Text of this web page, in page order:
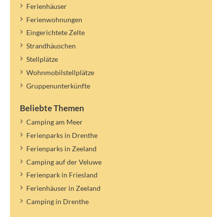
Ferienhäuser
Ferienwohnungen
Eingerichtete Zelte
Strandhäuschen
Stellplätze
Wohnmobilstellplätze
Gruppenunterkünfte
Beliebte Themen
Camping am Meer
Ferienparks in Drenthe
Ferienparks in Zeeland
Camping auf der Veluwe
Ferienpark in Friesland
Ferienhäuser in Zeeland
Camping in Drenthe